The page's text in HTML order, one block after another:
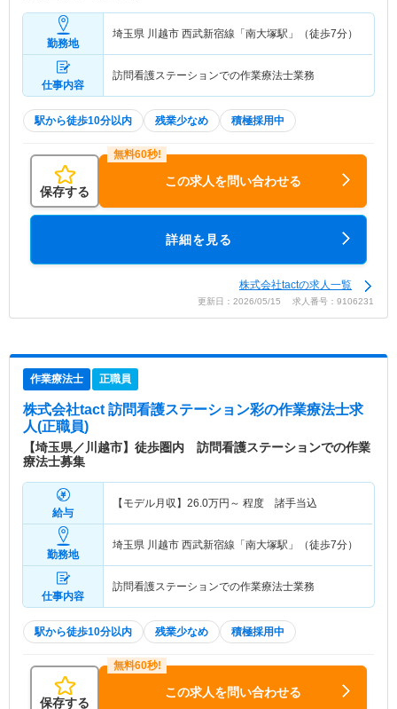
勤務地
埼玉県 川越市 西武新宿線「南大塚駅」（徒歩7分）
仕事内容
訪問看護ステーションでの作業療法士業務
駅から徒歩10分以内 残業少なめ 積極採用中
保存する
この求人を問い合わせる
詳細を見る
株式会社tactの求人一覧
更新日：2026/05/15 求人番号：9106231
作業療法士 正職員
株式会社tact 訪問看護ステーション彩の作業療法士求
人(正職員)
【埼玉県／川越市】徒歩圏内 訪問看護ステーションでの作業
療法士募集
給与
【モデル月収】 26.0万円～ 程度 諸手当込
勤務地
埼玉県 川越市 西武新宿線「南大塚駅」（徒歩7分）
仕事内容
訪問看護ステーションでの作業療法士業務
駅から徒歩10分以内 残業少なめ 積極採用中
保存する
この求人を問い合わせる